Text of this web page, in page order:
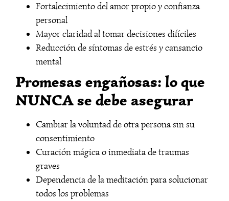
Fortalecimiento del amor propio y confianza
personal
Mayor claridad al tomar decisiones difíciles
Reducción de síntomas de estrés y cansancio
mental
Promesas engañosas: lo que
NUNCA se debe asegurar
Cambiar la voluntad de otra persona sin su
consentimiento
Curación mágica o inmediata de traumas
graves
Dependencia de la meditación para solucionar
todos los problemas